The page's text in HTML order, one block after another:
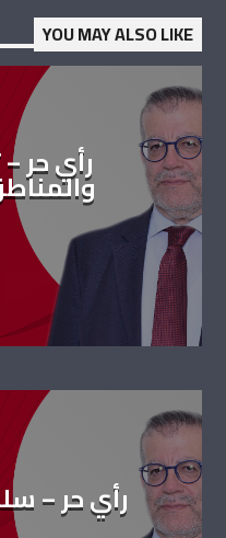
YOU MAY ALSO LIKE
رأي حر –
رأي حر –